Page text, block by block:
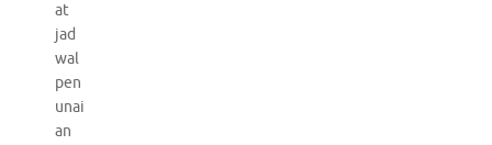
at
jad
wal
pen
unai
an